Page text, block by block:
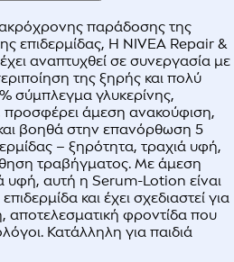
παράδοσης της
επιδερμίδας, Η NIVEA Repair &
αναπτυχθεί σε συνεργασία με
της ξηρής και πολύ
σύμπλεγμα γλυκερίνης,
προσφέρει άμεση ανακούφιση,
βοηθά στην επανόρθωση 5
– ξηρότητα, τραχιά υφή,
τραβήγματος. Με άμεση
αυτή η Serum-Lotion είναι
και έχει σχεδιαστεί για
αποτελεσματική φροντίδα που
Κατάλληλη για παιδιά